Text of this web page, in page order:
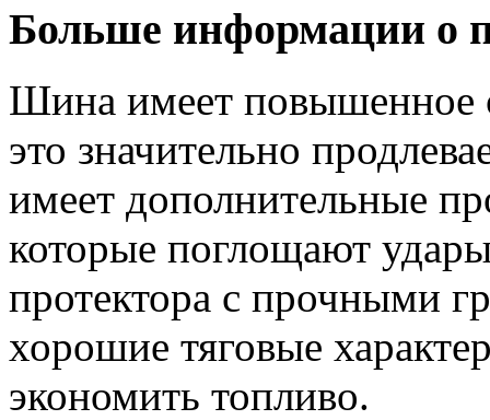
Больше информации о
Шина имеет повышенное
это значительно
имеет дополнительные
которые поглощают
протектора с прочными
хорошие тяговые
экономить топливо.